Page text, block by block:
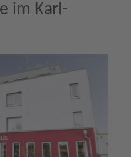
im Karl-